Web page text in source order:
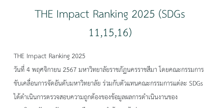
THE Impact Ranking 2025 (SDGs
11,15,16)
THE Impact Ranking 2025
วันที่ 4 พฤศจิกายน 2567 มหาวิทยาลัยราชภัฏนครราชสีมา โดยคณะกรรมการ
ขับเคลื่อนการจัดอันดับมหาวิทยาลัย ร่วมกับตัวแทนคณะกรรมการแต่ละ SDGs
ได้ดำเนินการตรวจสอบความถูกต้องของข้อมูลผลการดำเนินงานของ